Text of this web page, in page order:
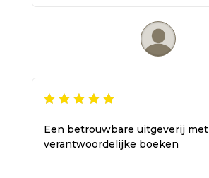
Een betrouwbare uitgeverij met
verantwoordelijke boeken